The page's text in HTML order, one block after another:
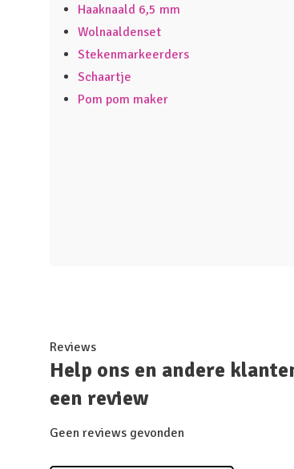
Haaknaald 6,5 mm
Wolnaaldenset
Stekenmarkeerders
Schaartje
Pom pom maker
Reviews
Help ons en andere
een review
Geen reviews gevonden